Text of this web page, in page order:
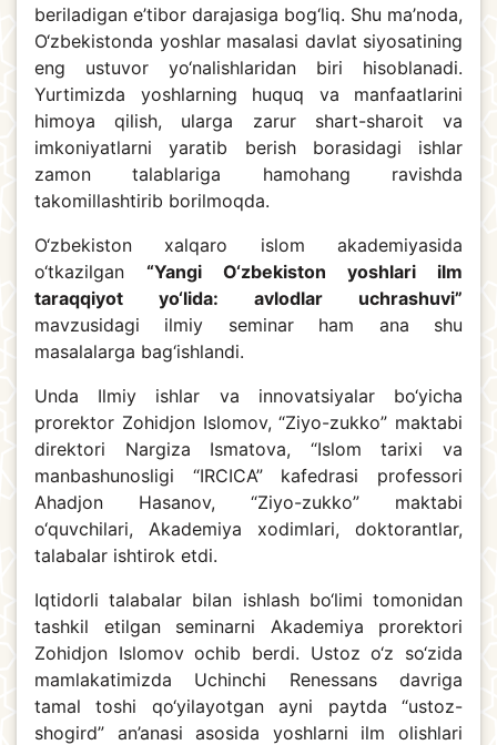
beriladigan e’tibor darajasiga bog‘liq. Shu ma’noda,
O‘zbekistonda yoshlar masalasi davlat siyosatining
eng ustuvor yo‘nalishlaridan biri hisoblanadi.
Yurtimizda yoshlarning huquq va manfaatlarini
himoya qilish, ularga zarur shart-sharoit va
imkoniyatlarni yaratib berish borasidagi ishlar
zamon talablariga hamohang ravishda
takomillashtirib borilmoqda.
O‘zbekiston xalqaro islom akademiyasida
o‘tkazilgan “Yangi O‘zbekiston yoshlari ilm
taraqqiyot yo‘lida: avlodlar uchrashuvi”
mavzusidagi ilmiy seminar ham ana shu
masalalarga bag‘ishlandi.
Unda Ilmiy ishlar va innovatsiyalar bo‘yicha
prorektor Zohidjon Islomov, “Ziyo-zukko” maktabi
direktori Nargiza Ismatova, “Islom tarixi va
manbashunosligi “IRCICA” kafedrasi professori
Ahadjon Hasanov, “Ziyo-zukko” maktabi
o‘quvchilari, Akademiya xodimlari, doktorantlar,
talabalar ishtirok etdi.
Iqtidorli talabalar bilan ishlash bo‘limi tomonidan
tashkil etilgan seminarni Akademiya prorektori
Zohidjon Islomov ochib berdi. Ustoz o‘z so‘zida
mamlakatimizda Uchinchi Renessans davriga
tamal toshi qo‘yilayotgan ayni paytda “ustoz-
shogird” an’anasi asosida yoshlarni ilm olishlari